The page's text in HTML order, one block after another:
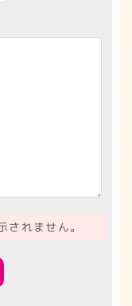
れません。